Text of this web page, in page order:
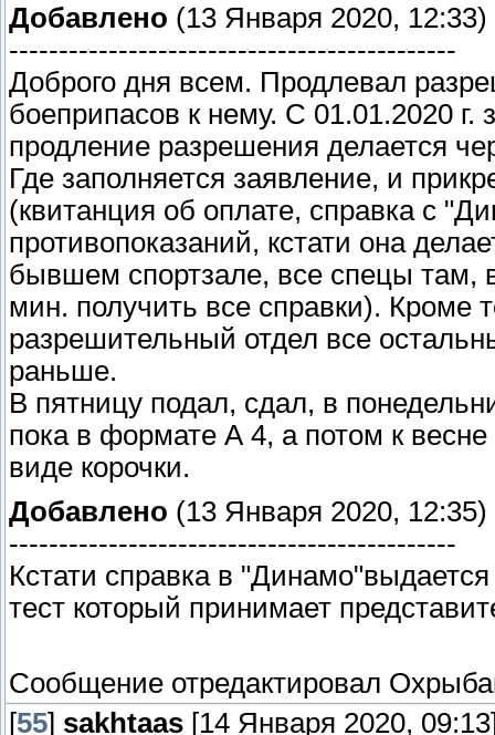
Добавлено (13 Января 2020, 12:33)
---------------------------------------------
Доброго дня всем. Продлевал
боеприпасов к нему. С 01.01.2020
продление разрешения делается
Где заполняется заявление, и
(квитанция об оплате, справка с
противопоказаний, кстати она
бывшем спортзале, все спецы там,
мин. получить все справки). Кроме
разрешительный отдел все
раньше.
В пятницу подал, сдал, в
пока в формате А 4, а потом к
виде корочки.
Добавлено (13 Января 2020, 12:35)
---------------------------------------------
Кстати справка в
тест который принимает
Сообщение отредактировал
[55] sakhtaas [14 Января 2020,